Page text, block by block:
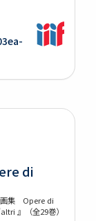
di
画集 Opere di
』（全29巻）